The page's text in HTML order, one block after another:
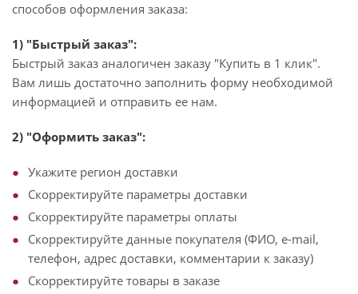
способов оформления заказа:
1) "Быстрый заказ":
Быстрый заказ аналогичен заказу "Купить в 1 клик".
Вам лишь достаточно заполнить форму необходимой
информацией и отправить ее нам.
2) "Оформить заказ":
Укажите регион доставки
Скорректируйте параметры доставки
Скорректируйте параметры оплаты
Скорректируйте данные покупателя (ФИО, e-mail,
телефон, адрес доставки, комментарии к заказу)
Скорректируйте товары в заказе